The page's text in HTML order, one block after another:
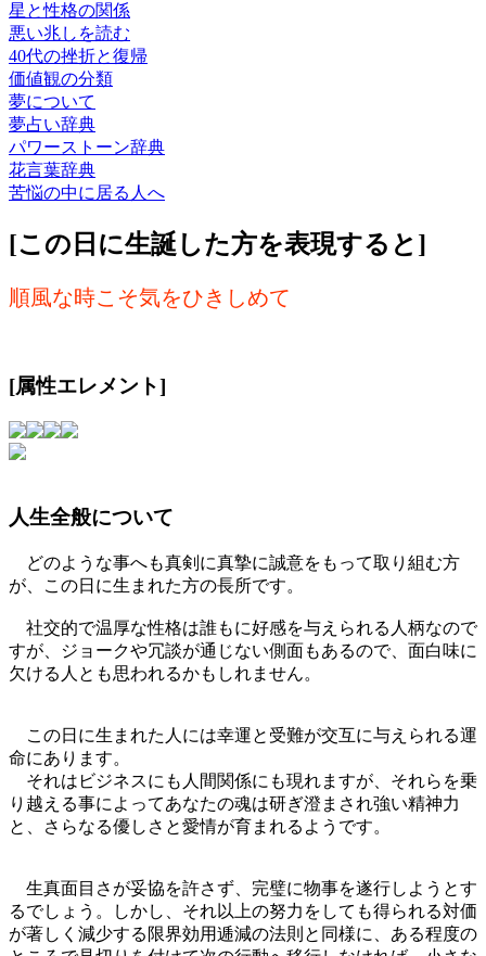
星と性格の関係
悪い兆しを読む
40代の挫折と復帰
価値観の分類
夢について
夢占い辞典
パワーストーン辞典
花言葉辞典
苦悩の中に居る人へ
[この日に生誕した方を表現すると]
順風な時こそ気をひきしめて
[属性エレメント]
人生全般について
どのような事へも真剣に真摯に誠意をもって取り組む方
が、この日に生まれた方の長所です。
社交的で温厚な性格は誰もに好感を与えられる人柄なので
すが、ジョークや冗談が通じない側面もあるので、面白味に
欠ける人とも思われるかもしれません。
この日に生まれた人には幸運と受難が交互に与えられる運
命にあります。
それはビジネスにも人間関係にも現れますが、それらを乗
り越える事によってあなたの魂は研ぎ澄まされ強い精神力
と、さらなる優しさと愛情が育まれるようです。
生真面目さが妥協を許さず、完璧に物事を遂行しようとす
るでしょう。しかし、それ以上の努力をしても得られる対価
が著しく減少する限界効用逓減の法則と同様に、ある程度の